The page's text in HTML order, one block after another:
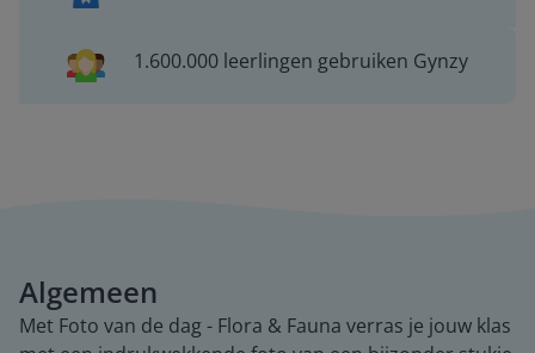
1.600.000 leerlingen gebruiken Gynzy
Algemeen
Met Foto van de dag - Flora & Fauna verras je jouw klas